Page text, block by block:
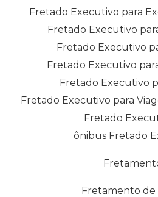
Fretado Executivo para
Fretado Executivo
Fretado Executivo
Fretado Executivo
Fretado Executivo
Fretado Executivo para
Fretado
ônibus Fretado
Fretamento de